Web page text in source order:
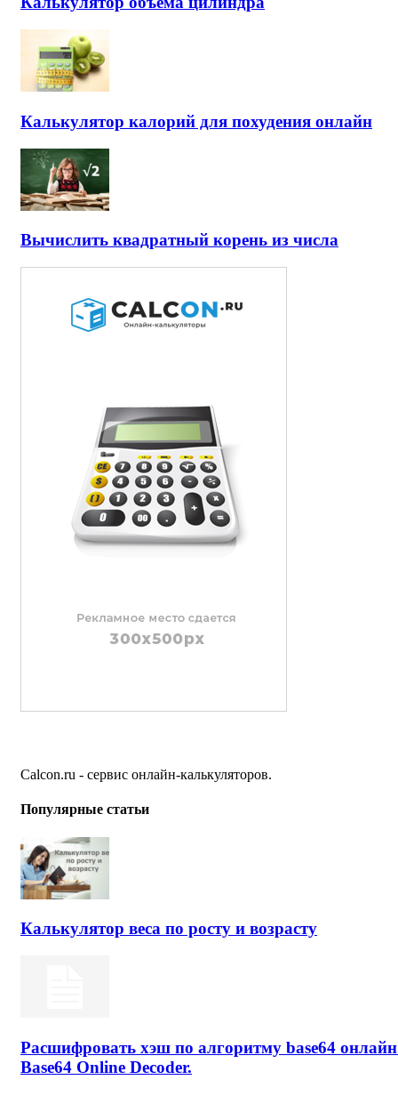
Калькулятор калорий для похудения онлайн
Вычислить квадратный корень из числа
Calcon.ru - сервис онлайн-калькуляторов.
Популярные статьи
Калькулятор веса по росту и возрасту
Расшифровать хэш по алгоритму base64
Base64 Online Decoder.